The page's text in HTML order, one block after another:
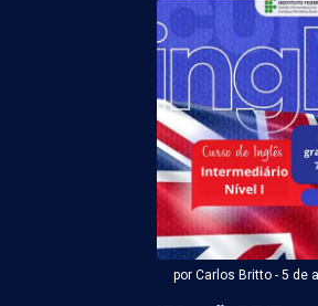
por Carlos Britto - 5 de
por sucatas
em
da matéria sobre o acúmulo de sucatas
e Alto da Aliança, em Juazeiro (BA), ...